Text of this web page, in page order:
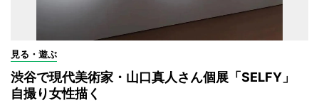
見る・遊ぶ
渋谷で現代美術家・山口真人さん個展「SELFY」
自撮り女性描く